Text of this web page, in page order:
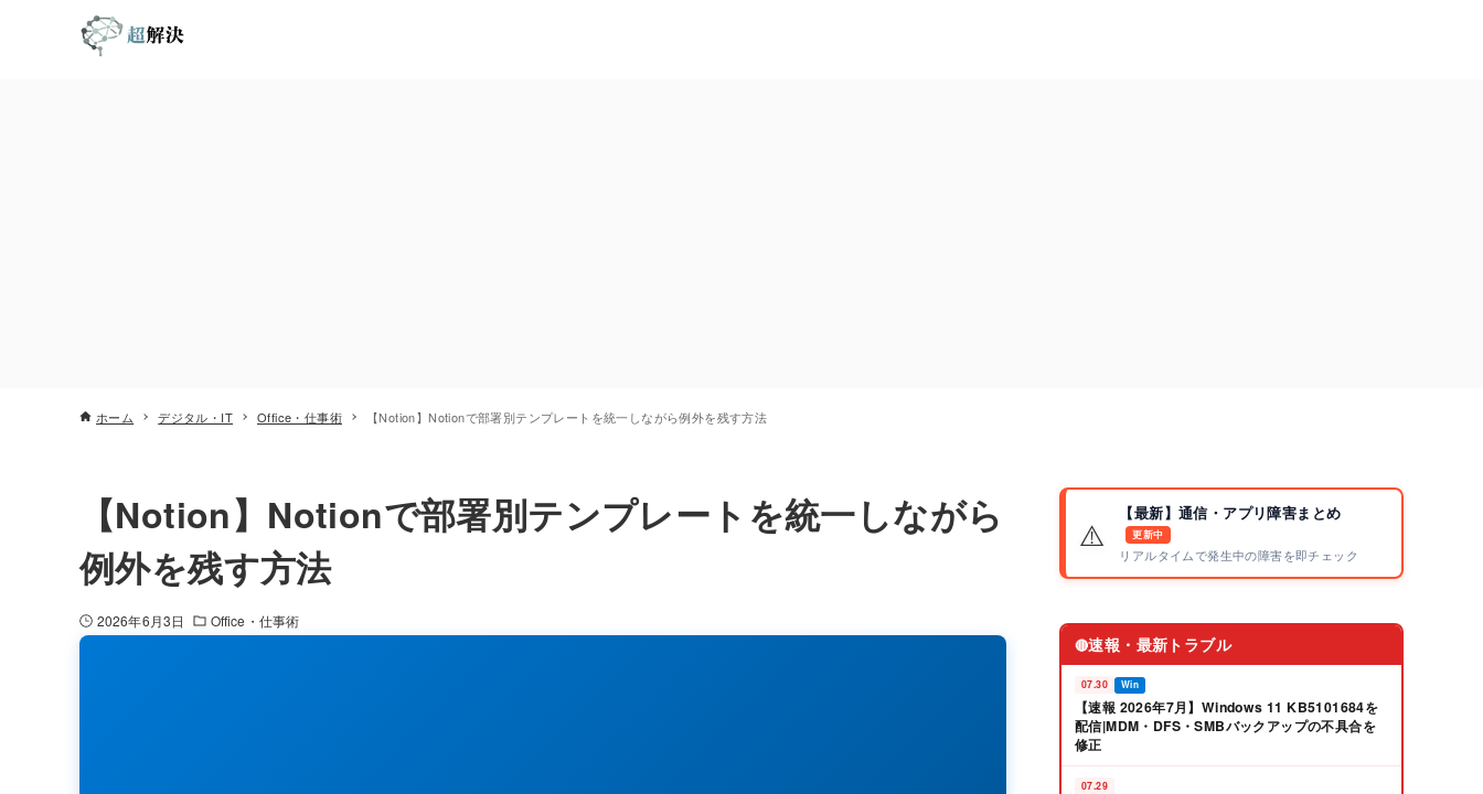
ホーム デジタル・IT Office・仕事術 【Notion】Notionで部署別テンプレートを統一しながら例外を残す方法
【Notion】Notionで部署別テンプレートを統一しながら
例外を残す方法
2026年6月3日 Office・仕事術
⚠️ 【最新】通信・アプリ障害まとめ
更新中
リアルタイムで発生中の障害を即チェック
🔴速報・最新トラブル
07.30 Win
【速報 2026年7月】Windows 11 KB5101684を
配信|MDM・DFS・SMBバックアップの不具合を
修正
07.29